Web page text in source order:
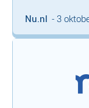
Nu.nl - 3